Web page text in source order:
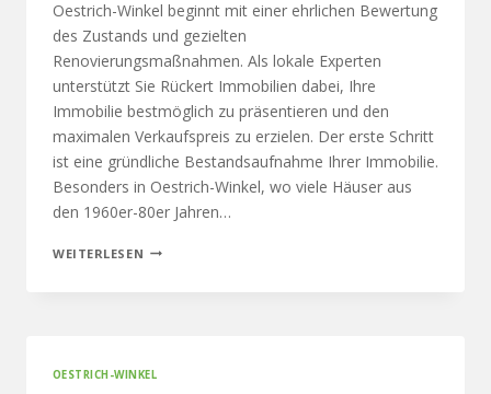
Oestrich-Winkel beginnt mit einer ehrlichen Bewertung
des Zustands und gezielten
Renovierungsmaßnahmen. Als lokale Experten
unterstützt Sie Rückert Immobilien dabei, Ihre
Immobilie bestmöglich zu präsentieren und den
maximalen Verkaufspreis zu erzielen. Der erste Schritt
ist eine gründliche Bestandsaufnahme Ihrer Immobilie.
Besonders in Oestrich-Winkel, wo viele Häuser aus
den 1960er-80er Jahren…
WEITERLESEN
OESTRICH-WINKEL